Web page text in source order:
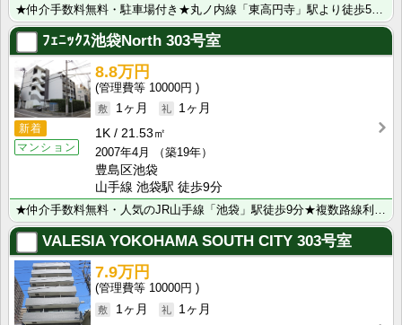
ﾌｪﾆｯｸｽ池袋North 303号室
新着
マンション
8.8万円
10000円
1ヶ月
1ヶ月
1K
21.53㎡
2007年4月
（築19年）
豊島区池袋
山手線 池袋駅 徒歩9分
★仲介手数料無料・人気のJR山手線「池袋」駅徒歩9分★複数路線利用可能でアクセス良好！近隣にスーパー･･･
VALESIA YOKOHAMA SOUTH CITY 303号室
7.9万円
10000円
1ヶ月
1ヶ月